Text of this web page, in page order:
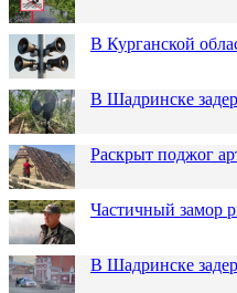
В Курганской
В Шадринске
Раскрыт поджог
Частичный замор
В Шадринске